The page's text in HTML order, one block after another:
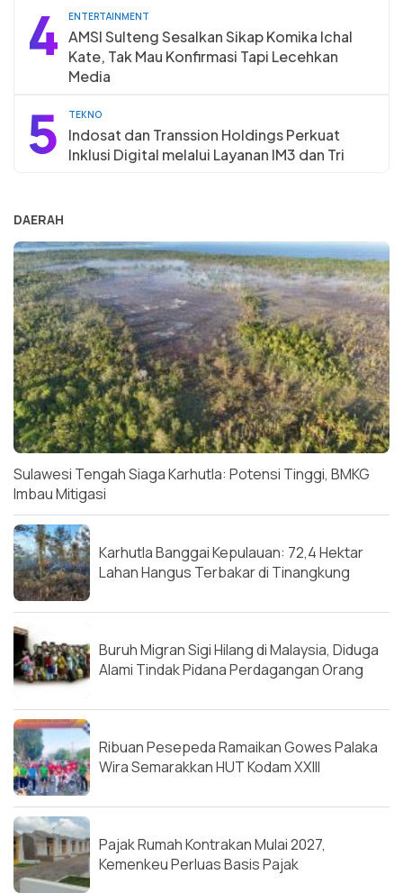
4 ENTERTAINMENT
AMSI Sulteng Sesalkan Sikap Komika Ichal
Kate, Tak Mau Konfirmasi Tapi Lecehkan
Media
5 TEKNO
Indosat dan Transsion Holdings Perkuat
Inklusi Digital melalui Layanan IM3 dan Tri
DAERAH
Sulawesi Tengah Siaga Karhutla: Potensi Tinggi, BMKG
Imbau Mitigasi
Karhutla Banggai Kepulauan: 72,4 Hektar
Lahan Hangus Terbakar di Tinangkung
Buruh Migran Sigi Hilang di Malaysia, Diduga
Alami Tindak Pidana Perdagangan Orang
Ribuan Pesepeda Ramaikan Gowes Palaka
Wira Semarakkan HUT Kodam XXIII
Pajak Rumah Kontrakan Mulai 2027,
Kemenkeu Perluas Basis Pajak